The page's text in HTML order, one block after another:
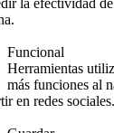
la efectividad
Funcional
Herramientas
más funciones al
en redes sociales.